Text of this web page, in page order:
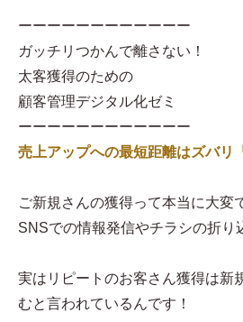
ーーーーーーーーーーーー
ガッチリつかんで離さない！
太客獲得のための
顧客管理デジタル化ゼミ
ーーーーーーーーーーーー
売上アップへの最短距離はズバリ
ご新規さんの獲得って本当に大変
SNSでの情報発信やチラシの折
実はリピートのお客さん獲得は新
むと言われているんです！